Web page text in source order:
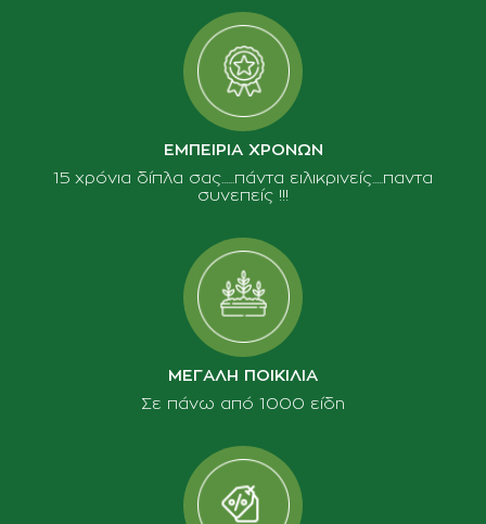
ΕΜΠΕΙΡΙΑ ΧΡΟΝΩΝ
15 χρόνια δίπλα σας......πάντα ειλικρινείς.....παντα
συνεπείς !!!
ΜΕΓΑΛΗ ΠΟΙΚΙΛΙΑ
Σε πάνω από 1000 είδη